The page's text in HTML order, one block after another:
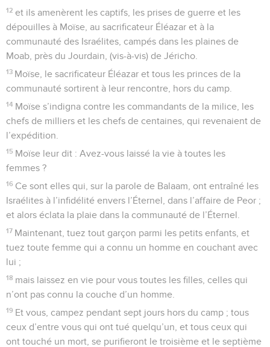
12 et ils amenèrent les captifs, les prises de guerre et les
dépouilles à Moïse, au sacrificateur Éléazar et à la
communauté des Israélites, campés dans les plaines de
Moab, près du Jourdain, (vis-à-vis) de Jéricho.
13 Moïse, le sacrificateur Éléazar et tous les princes de la
communauté sortirent à leur rencontre, hors du camp.
14 Moïse s’indigna contre les commandants de la milice, les
chefs de milliers et les chefs de centaines, qui revenaient de
l’expédition.
15 Moïse leur dit : Avez-vous laissé la vie à toutes les
femmes ?
16 Ce sont elles qui, sur la parole de Balaam, ont entraîné les
Israélites à l’infidélité envers l’Éternel, dans l’affaire de Peor ;
et alors éclata la plaie dans la communauté de l’Éternel.
17 Maintenant, tuez tout garçon parmi les petits enfants, et
tuez toute femme qui a connu un homme en couchant avec
lui ;
18 mais laissez en vie pour vous toutes les filles, celles qui
n’ont pas connu la couche d’un homme.
19 Et vous, campez pendant sept jours hors du camp ; tous
ceux d’entre vous qui ont tué quelqu’un, et tous ceux qui
ont touché un mort, se purifieront le troisième et le septième